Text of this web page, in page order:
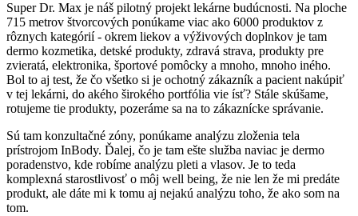
Super Dr. Max je náš pilotný projekt lekárne budúcnosti. Na ploche
715 metrov štvorcových ponúkame viac ako 6000 produktov z
rôznych kategórií - okrem liekov a výživových doplnkov je tam
dermo kozmetika, detské produkty, zdravá strava, produkty pre
zvieratá, elektronika, športové pomôcky a mnoho, mnoho iného.
Bol to aj test, že čo všetko si je ochotný zákazník a pacient nakúpiť
v tej lekárni, do akého širokého portfólia vie ísť? Stále skúšame,
rotujeme tie produkty, pozeráme sa na to zákaznícke správanie.
Sú tam konzultačné zóny, ponúkame analýzu zloženia tela
prístrojom InBody. Ďalej, čo je tam ešte služba naviac je dermo
poradenstvo, kde robíme analýzu pleti a vlasov. Je to teda
komplexná starostlivosť o môj well being, že nie len že mi predáte
produkt, ale dáte mi k tomu aj nejakú analýzu toho, že ako som na
tom.